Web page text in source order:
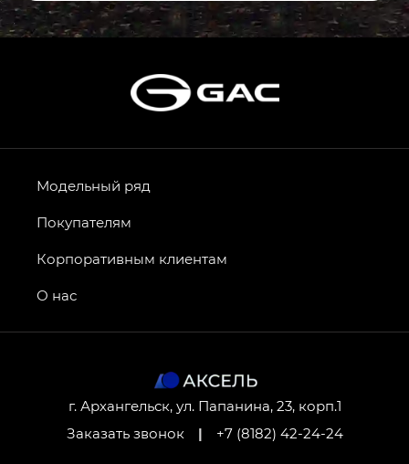
г. Архангельск, ул. Папанина, 23, корп.1
Заказать звонок
| +7 (8182) 42-24-24
Модельный ряд
Покупателям
Корпоративным клиентам
О нас